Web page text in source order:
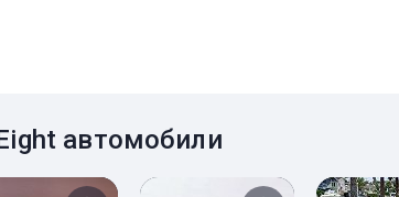
автомобили